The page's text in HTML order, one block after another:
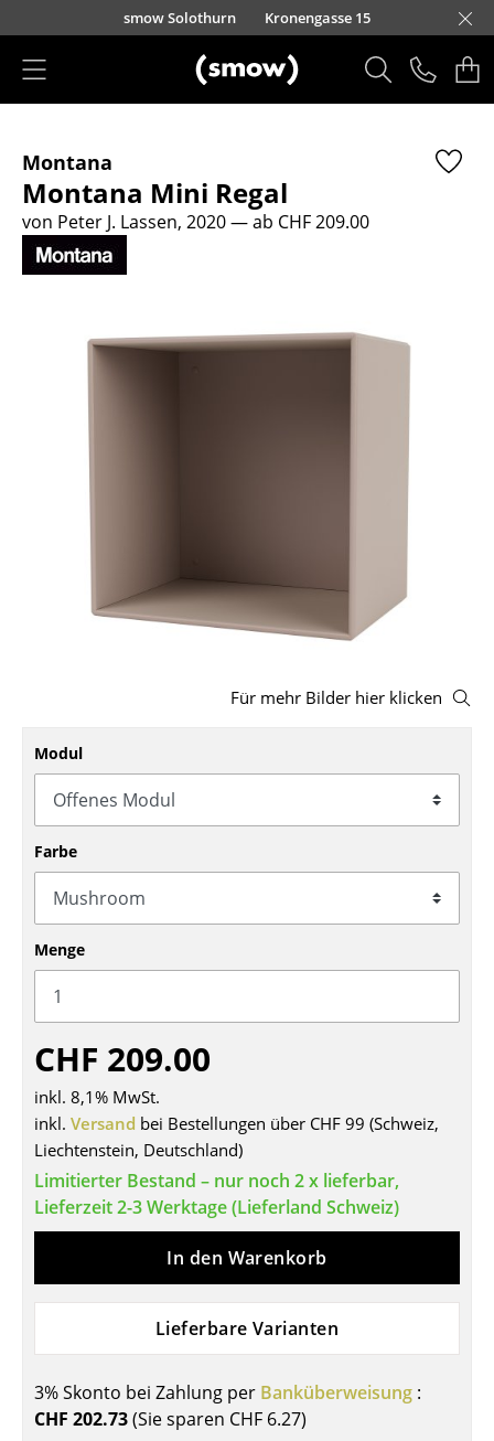
Direkt zum Inhaltsmow Solothurn Kronengasse 15
Sitzmöbel
Esszimmerstühle
Sofas
Loungesessel
Sitzsäcke
Schaukelstühle
Bürodrehstühle
Konferenzstühle
Bürosessel
Einzelteile
... alle Sitzmöbel
Tische
Esstische
Beistelltische
Couchtische
Schreibtische
Sekretäre & PC-Tische
Konferenztische
Stehtische & Stehpulte
Gartentische
Montana
Montana Mini Regal
von Peter J. Lassen, 2020— ab CHF 209.00
Für mehr Bilder hier klicken
Modul
Farbe
Menge
CHF 209.00
inkl. 8,1% MwSt.
inkl. Versand bei Bestellungen über CHF 99 (Schweiz,
Liechtenstein, Deutschland)
Limitierter Bestand – nur noch 2 x lieferbar,
Lieferzeit 2-3 Werktage (Lieferland Schweiz)
In den Warenkorb
Lieferbare Varianten
3% Skonto bei Zahlung per Banküberweisung :
CHF 202.73(Sie sparen CHF 6.27)